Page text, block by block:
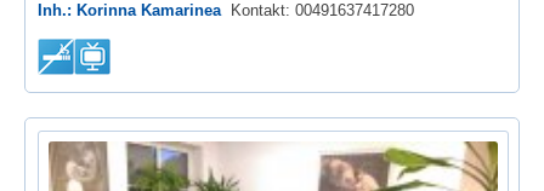
Inh.: Korinna Kamarinea Kontakt: 00491637417280